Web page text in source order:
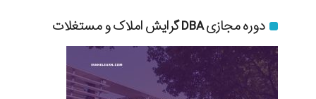
دوره مجازی DBA گرایش املاک و مستغلات